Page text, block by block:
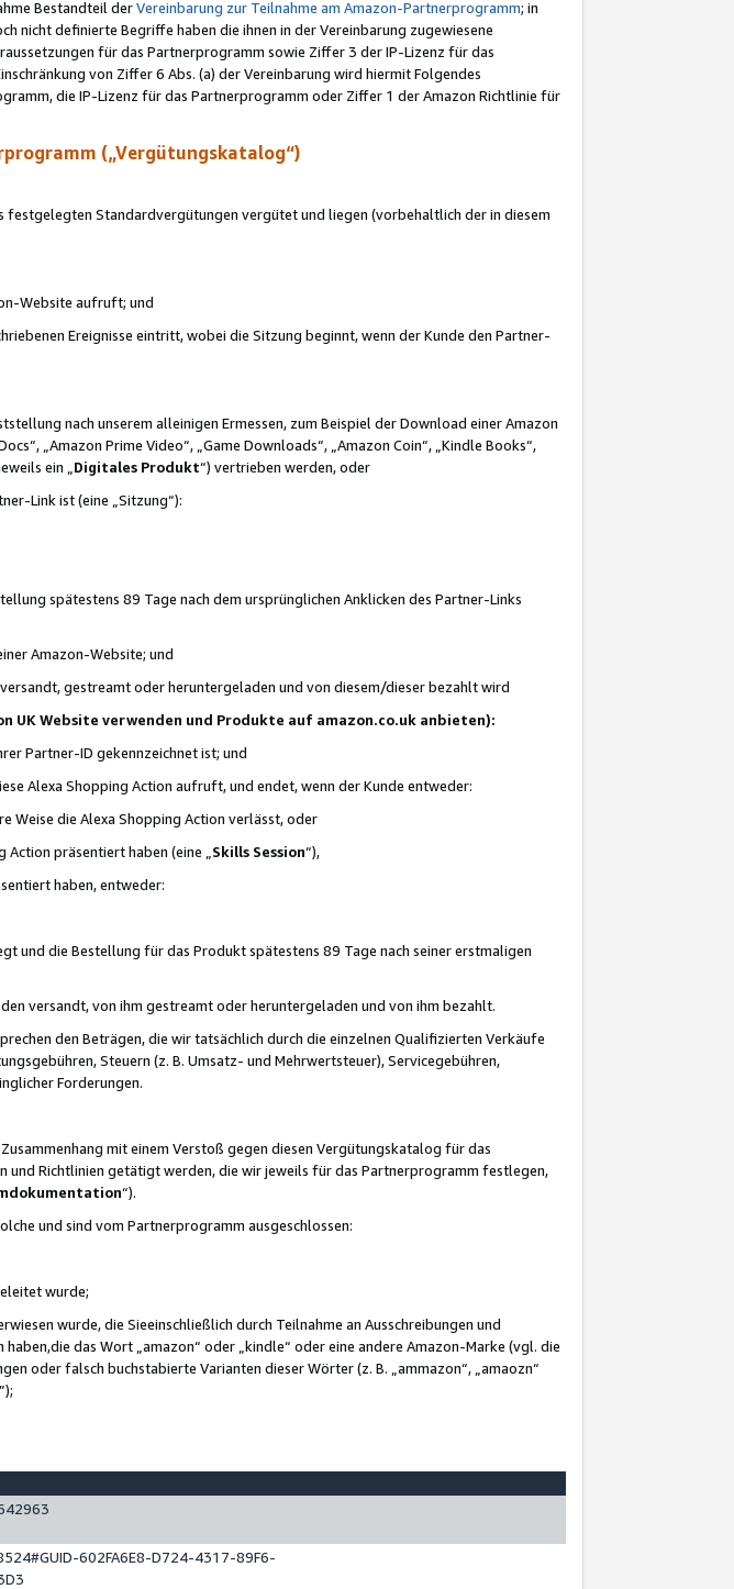
Bestandteil derVereinbarung zur Teilnahme am Amazon-Partnerprogramm; in
nicht definierte Begriffe haben die ihnen in der Vereinbarung zugewiesene
für das Partnerprogramm sowie Ziffer 3 der IP-Lizenz für das
von Ziffer 6 Abs. (a) der Vereinbarung wird hiermit Folgendes
die IP-Lizenz für das Partnerprogramm oder Ziffer 1 der Amazon Richtlinie für
(„Vergütungskatalog“)
festgelegten Standardvergütungen vergütet und liegen (vorbehaltlich der in diesem
Website aufruft; und
Ereignisse eintritt, wobei die Sitzung beginnt, wenn der Kunde den Partner-
nach unserem alleinigen Ermessen, zum Beispiel der Download einer Amazon
„Amazon Prime Video“, „Game Downloads“, „Amazon Coin“, „Kindle Books“,
ein „ Digitales Produkt“) vertrieben werden, oder
Link ist (eine „Sitzung“):
spätestens 89 Tage nach dem ursprünglichen Anklicken des Partner-Links
Amazon-Website; und
gestreamt oder heruntergeladen und von diesem/dieser bezahlt wird
Website verwenden und Produkte auf amazon.co.uk anbieten):
Partner-ID gekennzeichnet ist; und
Alexa Shopping Action aufruft, und endet, wenn der Kunde entweder:
Weise die Alexa Shopping Action verlässt, oder
präsentiert haben (eine „ Skills Session“),
haben, entweder:
und die Bestellung für das Produkt spätestens 89 Tage nach seiner erstmaligen
versandt, von ihm gestreamt oder heruntergeladen und von ihm bezahlt.
den Beträgen, die wir tatsächlich durch die einzelnen Qualifizierten Verkäufe
Steuern (z. B. Umsatz- und Mehrwertsteuer), Servicegebühren,
Forderungen.
mit einem Verstoß gegen diesen Vergütungskatalog für das
und Richtlinien getätigt werden, die wir jeweils für das Partnerprogramm festlegen,
“).
und sind vom Partnerprogramm ausgeschlossen:
wurde;
wurde, die Sieeinschließlich durch Teilnahme an Ausschreibungen und
das Wort „amazon“ oder „kindle“ oder eine andere Amazon-Marke (vgl. die
oder falsch buchstabierte Varianten dieser Wörter (z. B. „ammazon“, „amaozn“
”);
602FA6E8-D724-4317-89F6-